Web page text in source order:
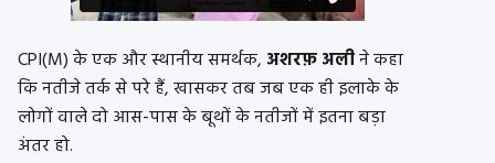
CPI(M) के एक और स्थानीय समर्थक, अशरफ़ अलीने कहा
कि नतीजे तर्क से परे हैं, खासकर तब जब एक ही इलाके के
लोगों वाले दो आस-पास के बूथों के नतीजों में इतना बड़ा
अंतर हो.